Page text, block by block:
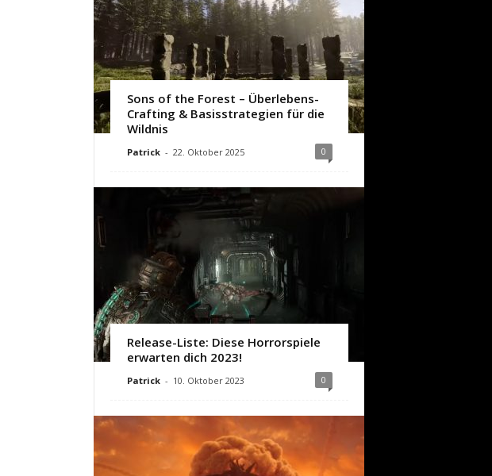
Sons of the Forest – Überlebens-
Crafting & Basisstrategien für die
Wildnis
Patrick - 22. Oktober 2025 0
Release-Liste: Diese Horrorspiele
erwarten dich 2023!
Patrick - 10. Oktober 2023 0